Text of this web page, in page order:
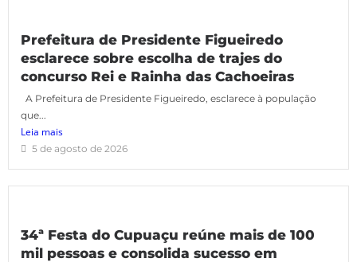
Prefeitura de Presidente Figueiredo
esclarece sobre escolha de trajes do
concurso Rei e Rainha das Cachoeiras
A Prefeitura de Presidente Figueiredo, esclarece à população
que...
Leia mais
5 de agosto de 2026
34ª Festa do Cupuaçu reúne mais de 100
mil pessoas e consolida sucesso em